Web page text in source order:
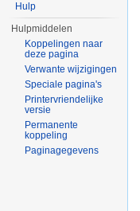
Hulp
Hulpmiddelen
Koppelingen naar
deze pagina
Verwante wijzigingen
Speciale pagina's
Printervriendelijke
versie
Permanente
koppeling
Paginagegevens